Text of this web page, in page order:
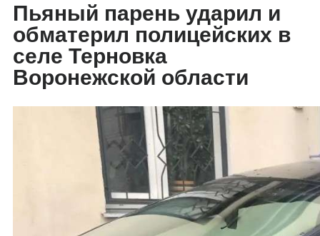
Пьяный парень ударил и
обматерил полицейских в
селе Терновка
Воронежской области